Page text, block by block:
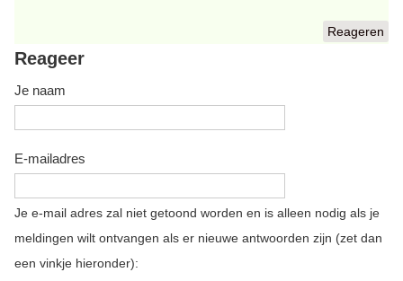
Reageren
Reageer
Je naam
E-mailadres
Je e-mail adres zal niet getoond worden en is alleen nodig als je
meldingen wilt ontvangen als er nieuwe antwoorden zijn (zet dan
een vinkje hieronder):